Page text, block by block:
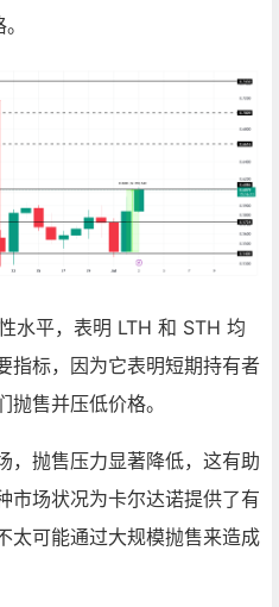
水平，表明 LTH 和 STH 均
指标，因为它表明短期持有者
售并压低价格。
，抛售压力显著降低，这有助
市场状况为卡尔达诺提供了有
太可能通过大规模抛售来造成